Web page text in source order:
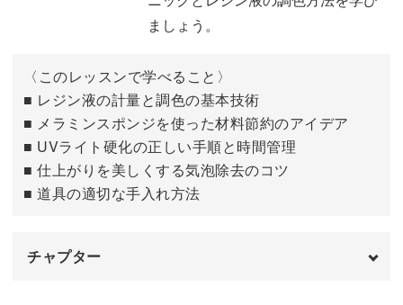
ましょう。
〈このレッスンで学べること〉
■ レジン液の計量と調色の基本技術
■ メラミンスポンジを使った材料節約のアイデア
■ UVライト硬化の正しい手順と時間管理
■ 仕上がりを美しくする気泡除去のコツ
■ 道具の適切な手入れ方法
チャプター